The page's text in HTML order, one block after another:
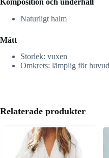
Naturligt halm
Mått
Storlek: vuxen
Omkrets: lämplig för
Relaterade produkter